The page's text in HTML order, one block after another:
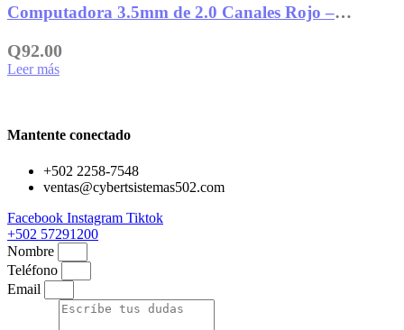
Computadora 3.5mm de 2.0 Canales Rojo –
Q92.00
Leer más
Mantente conectado
+502 2258-7548
ventas@cybertsistemas502.com
Facebook Instagram Tiktok
+502 57291200
Nombre
Teléfono
Email